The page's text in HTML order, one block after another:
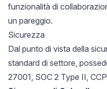
funzionalità di
un pareggio.
Sicurezza
Dal punto di vista della
standard di settore,
27001, SOC 2 Type II,